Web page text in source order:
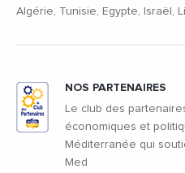
Algérie, Tunisie, Egypte, Israël,
NOS PARTENAIRES
Le club des
économiques et
Méditerranée qui
Med